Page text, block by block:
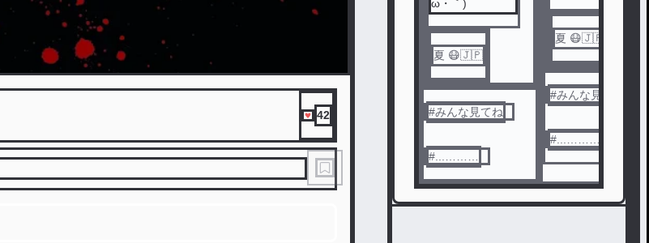
42
ω・｀)
夏 😷🇯🇵
#みんな見てね
#...………
夏 😷🇯🇵
#みんな見てね
#...………